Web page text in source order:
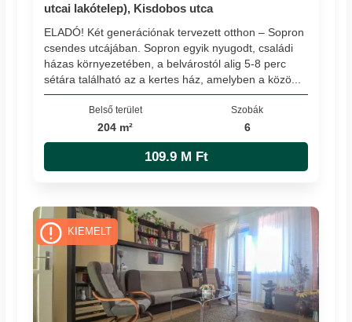
utcai lakótelep), Kisdobos utca
ELADÓ! Két generációnak tervezett otthon – Sopron
csendes utcájában. Sopron egyik nyugodt, családi
házas környezetében, a belvárostól alig 5-8 perc
sétára található az a kertes ház, amelyben a közö...
Belső terület
204 m²
Szobák
6
109.9 M Ft
KIEMELT